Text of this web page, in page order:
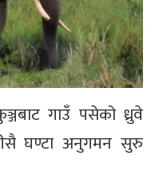
गाउँ पसेको ध्रुवे
घण्टा अनुगमन सुरु